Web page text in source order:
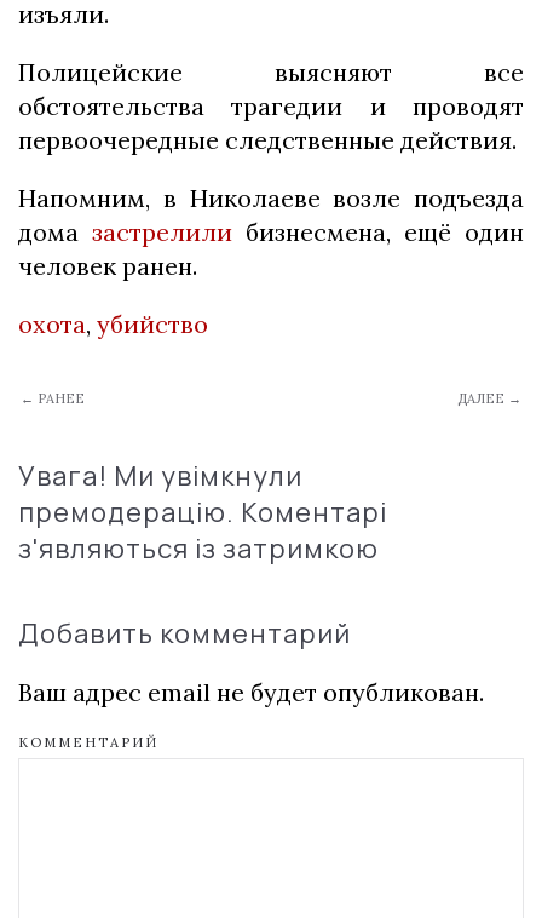
изъяли.
Полицейские выясняют все
обстоятельства трагедии и проводят
первоочередные следственные действия.
Напомним, в Николаеве возле подъезда
дома застрелили бизнесмена, ещё один
человек ранен.
охота, убийство
← РАНЕЕ ДАЛЕЕ →
Увага! Ми увімкнули
премодерацію. Коментарі
з'являються із затримкою
Добавить комментарий
Ваш адрес email не будет опубликован.
КОММЕНТАРИЙ